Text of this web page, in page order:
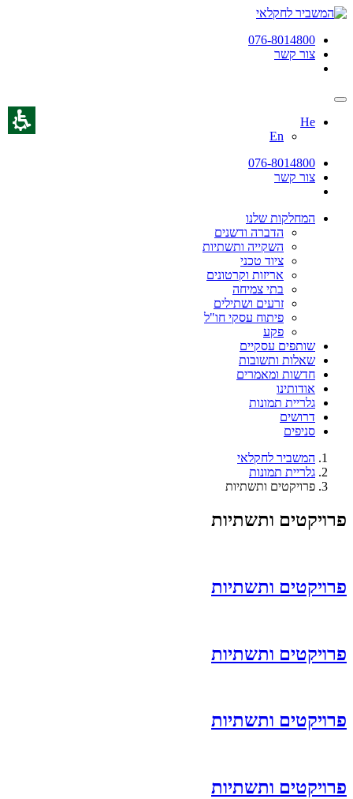
076-8014800
צור קשר
He
En
076-8014800
צור קשר
המחלקות שלנו
הדברה ודשנים
השקייה ותשתיות
ציוד טכני
אריזות וקרטונים
בתי צמיחה
זרעים ושתילים
פיתוח עסקי חו"ל
פקע
שותפים עסקיים
שאלות ותשובות
חדשות ומאמרים
אודותינו
גלריית תמונות
דרושים
סניפים
המשביר לחקלאי
גלריית תמונות
פרויקטים ותשתיות
פרויקטים ותשתיות
פרויקטים ותשתיות
פרויקטים ותשתיות
פרויקטים ותשתיות
פרויקטים ותשתיות